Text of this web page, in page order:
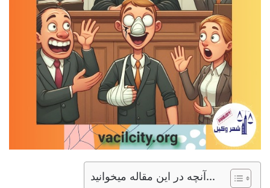
آنچه در این مقاله میخوانید...